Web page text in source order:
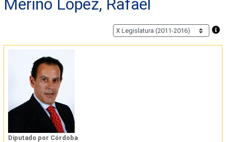
Diputado por Córdoba